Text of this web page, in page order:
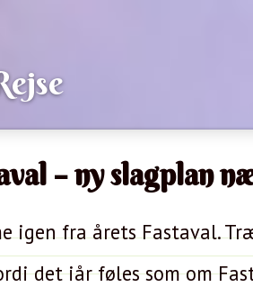
– ny slagplan
igen fra årets Fastaval.
det iår føles som om